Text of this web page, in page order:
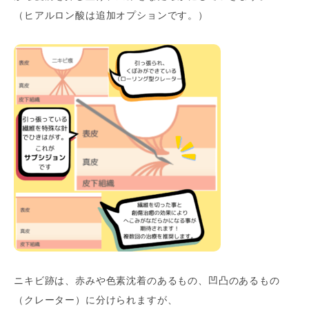
（ヒアルロン酸は追加オプションです。）
ニキビ跡は、赤みや色素沈着のあるもの、凹凸のあるもの
（クレーター）に分けられますが、